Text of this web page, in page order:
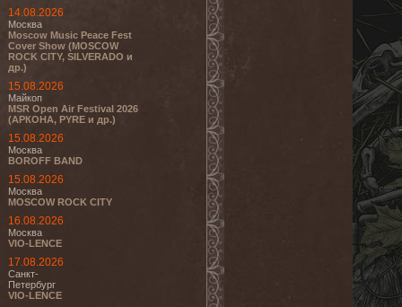
14.08.2026
Москва
Moscow Music Peace Fest
Cover Show (MOSCOW
ROCK CITY, SILVERADO и
др.)
15.08.2026
Майкоп
MSR Open Air Festival 2026
(АРКОНА, PYRE и др.)
15.08.2026
Москва
BOROFF BAND
15.08.2026
Москва
MOSCOW ROCK CITY
16.08.2026
Москва
VIO-LENCE
17.08.2026
Санкт-
Петербург
VIO-LENCE